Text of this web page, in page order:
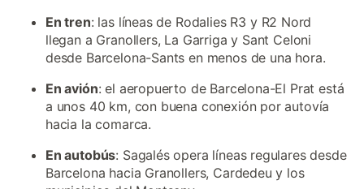
En tren: las líneas de Rodalies R3 y R2 Nord
llegan a Granollers, La Garriga y Sant Celoni
desde Barcelona-Sants en menos de una hora.
En avión: el aeropuerto de Barcelona-El Prat está
a unos 40 km, con buena conexión por autovía
hacia la comarca.
En autobús: Sagalés opera líneas regulares desde
Barcelona hacia Granollers, Cardedeu y los